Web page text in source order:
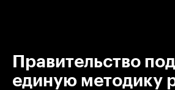
Правительство
единую методику